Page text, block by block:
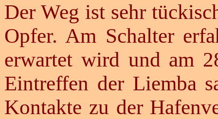
Der Weg ist sehr
Opfer. Am Schalter
erwartet wird und am
Eintreffen der Liemba
Kontakte zu der